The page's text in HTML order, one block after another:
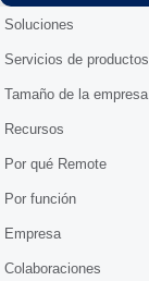
Soluciones
Servicios de productos
Tamaño de la empresa
Recursos
Por qué Remote
Por función
Empresa
Colaboraciones